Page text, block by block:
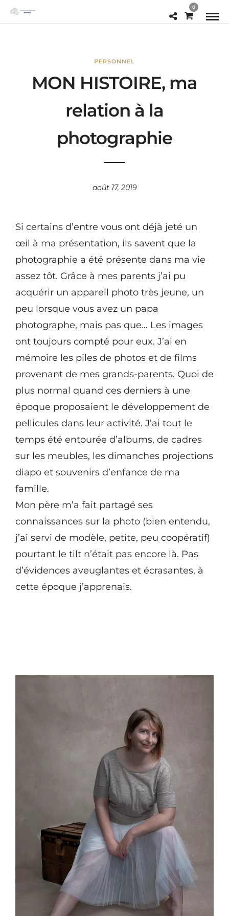
0
PERSONNEL
MON HISTOIRE, ma
relation à la
photographie
août 17, 2019
Si certains d’entre vous ont déjà jeté un
œil à ma présentation, ils savent que la
photographie a été présente dans ma vie
assez tôt. Grâce à mes parents j’ai pu
acquérir un appareil photo très jeune, un
peu lorsque vous avez un papa
photographe, mais pas que… Les images
ont toujours compté pour eux. J’ai en
mémoire les piles de photos et de films
provenant de mes grands-parents. Quoi de
plus normal quand ces derniers à une
époque proposaient le développement de
pellicules dans leur activité. J’ai tout le
temps été entourée d’albums, de cadres
sur les meubles, les dimanches projections
diapo et souvenirs d’enfance de ma
famille.
Mon père m’a fait partagé ses
connaissances sur la photo (bien entendu,
j’ai servi de modèle, petite, peu coopératif)
pourtant le tilt n’était pas encore là. Pas
d’évidences aveuglantes et écrasantes, à
cette époque j’apprenais.